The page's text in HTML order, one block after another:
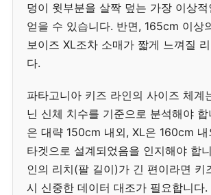
덩이 윗부분을 살짝 덮는 가장 이상
얻을 수 있습니다. 반면, 165cm 이상
보이즈 XL조차 소매가 짧게 느껴질
다.
파타고니아 키즈 라인의 사이즈 체계
닌 신체 치수를 기준으로 분석해야
은 대략 150cm 내외, XL은 160cm 내
타겟으로 설계되었음을 인지해야 합
인의 리치(팔 길이)가 긴 편이라면 키
시 신중한 데이터 대조가 필요합니다.